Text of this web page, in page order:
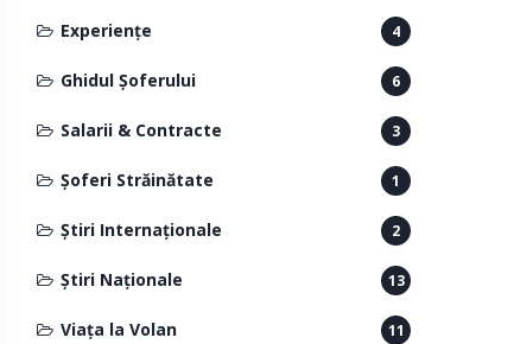
Experiențe 4
Ghidul Șoferului 6
Salarii & Contracte 3
Șoferi Străinătate 1
Știri Internaționale 2
Știri Naționale 13
Viața la Volan 11